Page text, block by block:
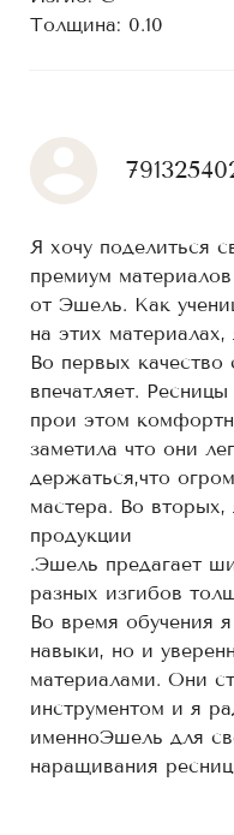
Толщина: 0.10
Я хочу поделиться
премиум
от Эшель. Как
на этих
Во первых качество
впечатляет.
прои этом
заметила что они
держаться,что
мастера. Во вторых,
продукции
.Эшель предагает
разных изгибов
Во время обучения
навыки, но и
материалами. Они
инструментом и я
именноЭшель для
наращивания